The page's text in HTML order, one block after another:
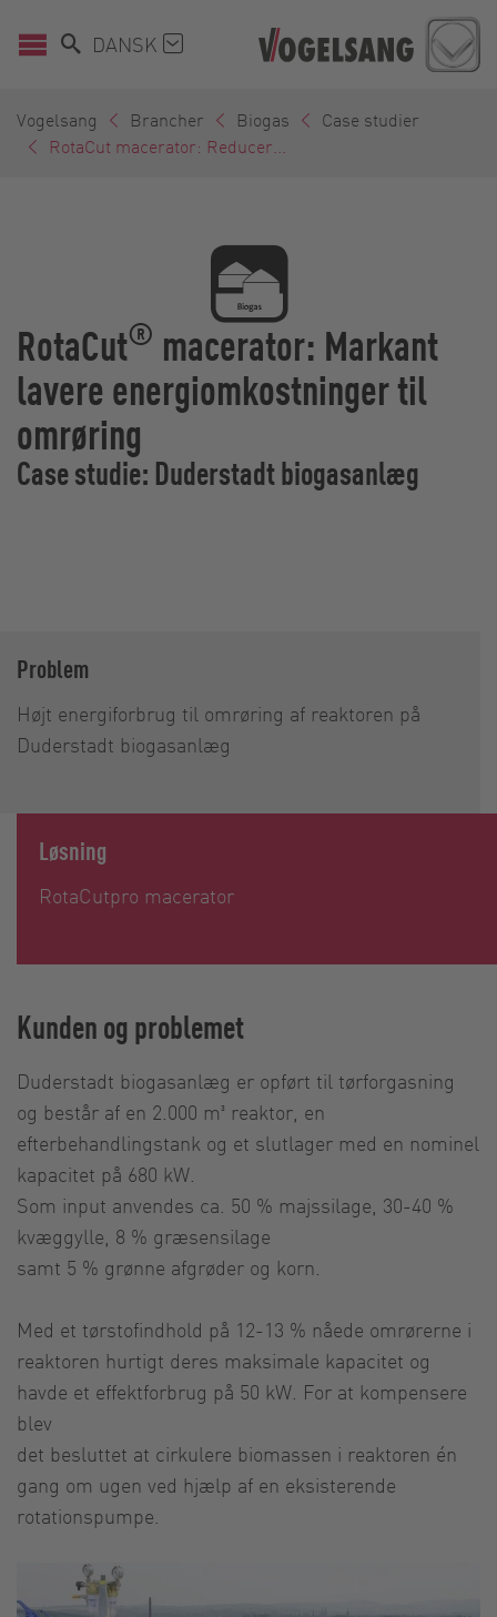
DANSK
Vogelsang Brancher Biogas
Case studier
RotaCut macerator: Reducer...
RotaCut® macerator: Markant
lavere energiomkostninger til
omrøring
Case studie: Duderstadt biogasanlæg
Problem
Højt energiforbrug til omrøring af reaktoren på
Duderstadt biogasanlæg
Løsning
RotaCutpro macerator
Kunden og problemet
Duderstadt biogasanlæg er opført til tørforgasning
og består af en 2.000 m³ reaktor, en
efterbehandlingstank og et slutlager med en nominel
kapacitet på 680 kW.
Som input anvendes ca. 50 % majssilage, 30-40 %
kvæggylle, 8 % græsensilage
samt 5 % grønne afgrøder og korn.
Med et tørstofindhold på 12-13 % nåede omrørerne i
reaktoren hurtigt deres maksimale kapacitet og
havde et effektforbrug på 50 kW. For at kompensere
blev
det besluttet at cirkulere biomassen i reaktoren én
gang om ugen ved hjælp af en eksisterende
rotationspumpe.